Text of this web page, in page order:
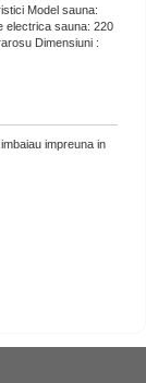
Model sauna:
electrica sauna: 220
Dimensiuni :
impreuna in